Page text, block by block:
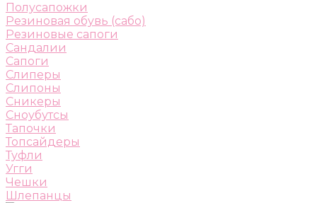
Полусапожки
Резиновая обувь (сабо)
Резиновые сапоги
Сандалии
Сапоги
Слиперы
Слипоны
Сникеры
Сноубутсы
Тапочки
Топсайдеры
Туфли
Угги
Чешки
Шлепанцы